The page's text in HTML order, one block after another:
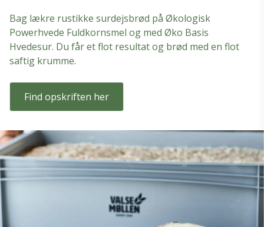
Bag lækre rustikke surdejsbrød på Økologisk
Powerhvede Fuldkornsmel og med Øko Basis
Hvedesur. Du får et flot resultat og brød med en flot
saftig krumme.
Find opskriften her